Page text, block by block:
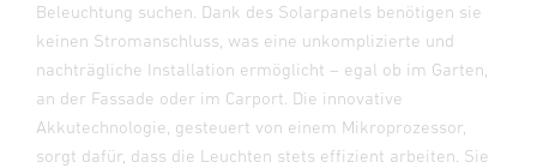
Beleuchtung suchen. Dank des Solarpanels benötigen sie
keinen Stromanschluss, was eine unkomplizierte und
nachträgliche Installation ermöglicht – egal ob im Garten,
an der Fassade oder im Carport. Die innovative
Akkutechnologie, gesteuert von einem Mikroprozessor,
sorgt dafür, dass die Leuchten stets effizient arbeiten. Sie